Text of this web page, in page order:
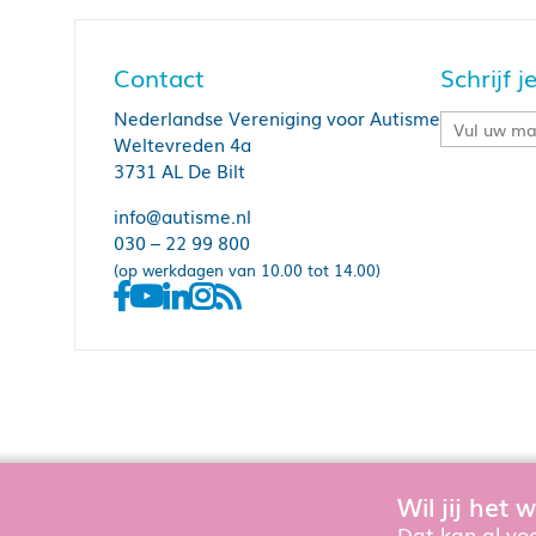
Contact
Nederlandse Vereniging voor Autisme
Weltevreden 4a
3731 AL De Bilt
info@autisme.nl
030 – 22 99 800
(op werkdagen van 10.00 tot 14.00)
Schrijf
Om de website goed te latenWil jij het